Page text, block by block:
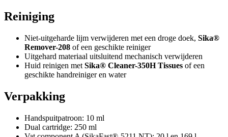
Reiniging
Niet-uitgeharde lijm verwijderen met een droge doek, Sika®
Remover-208 of een geschikte reiniger
Uitgehard materiaal uitsluitend mechanisch verwijderen
Huid reinigen met Sika® Cleaner-350H Tissues of een
geschikte handreiniger en water
Verpakking
Handspuitpatroon: 10 ml
Dual cartridge: 250 ml